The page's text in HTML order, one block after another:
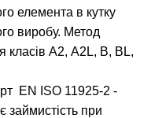
елемента в кутку
виробу. Метод
класів А2, А2L, В, BL,
ЕN ISО 11925-2 -
займистість при